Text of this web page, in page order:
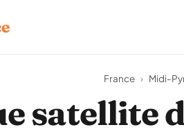
France › Midi-
satellite